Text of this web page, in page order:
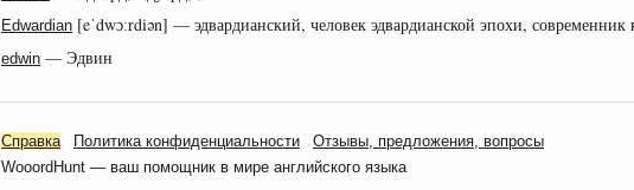
Edwardian [eˈdwɔːrdiən] — эдвардианский, человек эдвардианской эпохи, современник
edwin — Эдвин
Справка Политика конфиденциальности
Oтзывы, предложения, вопросы
WooordHunt — ваш помощник в мире английского языка